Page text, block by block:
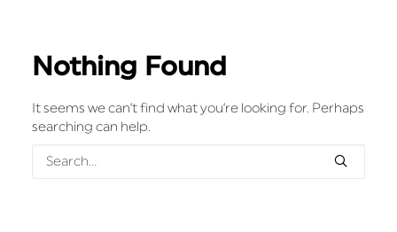
Nothing Found
It seems we can’t find what you’re looking for. Perhaps
searching can help.